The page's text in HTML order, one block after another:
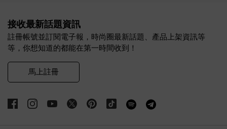
接收最新話題資訊
註冊帳號並訂閱電子報，時尚圈最新話題、產品上架資訊等
等，你想知道的都能在第一時間收到！
馬上註冊